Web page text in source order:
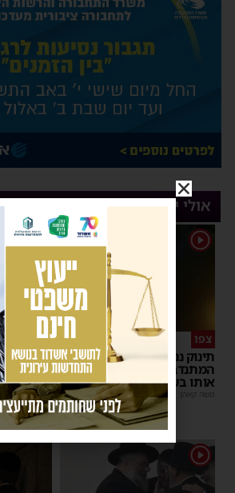
אולי יעניין אותך
1
צפו
תינוק ננעל ברכב באשקלון –
המתנדבים האשדודים חילצו
אותו בשלום
משה קאהן 11:53
1
איבוד
נסיעת
מאשדוד:
השמשה
ילדים
מנחם דויטש |
1